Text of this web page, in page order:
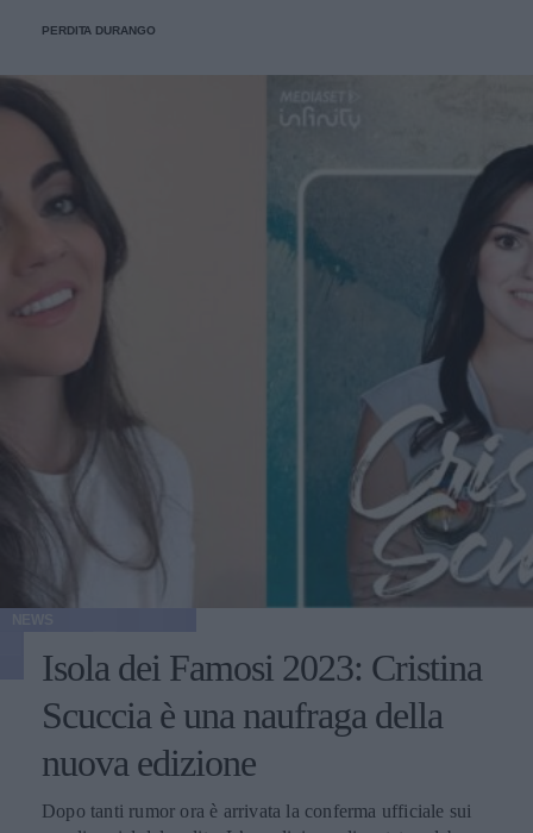
PERDITA DURANGO
Isola dei Famosi 2023: Cristina
Scuccia è una naufraga della
nuova edizione
Dopo tanti rumor ora è arrivata la conferma ufficiale sui